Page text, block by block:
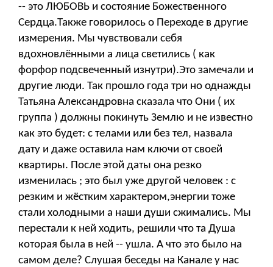
-- это ЛЮБОВЬ и состояние Божественного
Сердца.Также говорилось о Переходе в другие
измерения. Мы чувствовали себя
вдохновлёнными а лица светились ( как
форфор подсвеченный изнутри).Это замечали и
другие люди. Так прошло года три но однажды
Татьяна Александровна сказала что Они ( их
группа ) должны покинуть Землю и не известно
как это будет: с телами или без тел, назвала
дату и даже оставила нам ключи от своей
квартиры. После этой даты она резко
изменилась ; это был уже другой человек : с
резким и жёстким характером,энергии тоже
стали холодными а наши души сжимались. Мы
перестали к ней ходить, решили что та Душа
которая была в ней -- ушла. А что это было на
самом деле? Слушая беседы на Канале у нас